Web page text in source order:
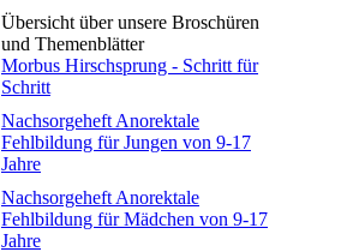
Übersicht über unsere Broschüren
und Themenblätter
Morbus Hirschsprung - Schritt für
Schritt
Nachsorgeheft Anorektale
Fehlbildung für Jungen von 9-17
Jahre
Nachsorgeheft Anorektale
Fehlbildung für Mädchen von 9-17
Jahre